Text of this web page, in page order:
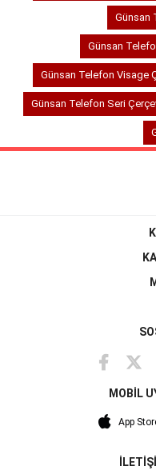
Günsan
Günsan
Günsan Telefon Visage
Günsan Telefon Seri
MOBİL
App